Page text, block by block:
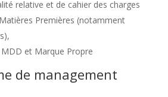
relative et de cahier des charges
Premières (notamment
et Marque Propre
de management